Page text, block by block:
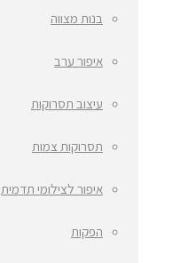
בנות מצווה
איפור ערב
עיצוב תסרוקות
תסרוקות צמות
איפור לצילומי תדמית
הפקות